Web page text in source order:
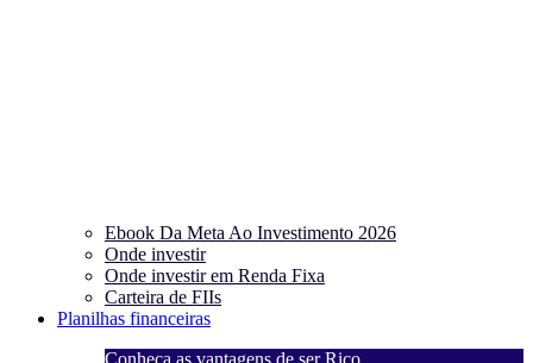
Ebook Da Meta Ao Investimento 2026
Onde investir
Onde investir em Renda Fixa
Carteira de FIIs
Planilhas financeiras
Conheça as vantagens de ser Rico